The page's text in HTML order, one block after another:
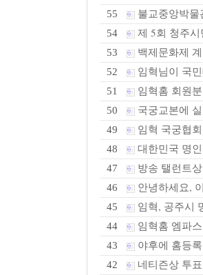
55 불교중앙박물
54 제 5회 청주
53 백제문화제
52 임혁님이 국
51 임혁홈 회원
50 국궁교본에
49 임혁 국궁협
48 대한민국 명
47 방송 탤런트
46 안녕하세요,
45 임혁, 공주시
44 임혁홈 엠파
43 야후에 홈등
42 네티즌상 투